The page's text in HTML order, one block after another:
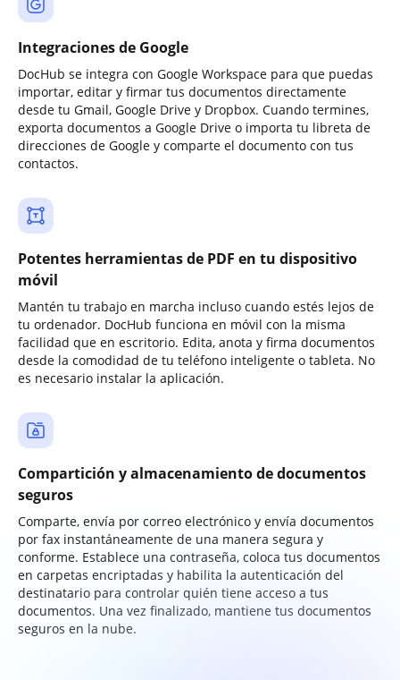
Integraciones de Google
DocHub se integra con Google Workspace para que puedas
importar, editar y firmar tus documentos directamente
desde tu Gmail, Google Drive y Dropbox. Cuando termines,
exporta documentos a Google Drive o importa tu libreta de
direcciones de Google y comparte el documento con tus
contactos.
Potentes herramientas de PDF en tu dispositivo
móvil
Mantén tu trabajo en marcha incluso cuando estés lejos de
tu ordenador. DocHub funciona en móvil con la misma
facilidad que en escritorio. Edita, anota y firma documentos
desde la comodidad de tu teléfono inteligente o tableta. No
es necesario instalar la aplicación.
Compartición y almacenamiento de documentos
seguros
Comparte, envía por correo electrónico y envía documentos
por fax instantáneamente de una manera segura y
conforme. Establece una contraseña, coloca tus documentos
en carpetas encriptadas y habilita la autenticación del
destinatario para controlar quién tiene acceso a tus
documentos. Una vez finalizado, mantiene tus documentos
seguros en la nube.